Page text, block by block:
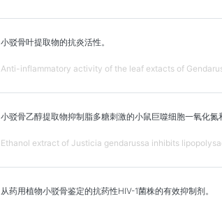
小驳骨叶提取物的抗炎活性。
Anti-inflammatory activity of the leaf extacts of
小驳骨乙醇提取物抑制脂多糖刺激的小鼠巨噬细胞一氧化氮
Ethanol extract of Justicia gendarussa inhibits
从药用植物小驳骨鉴定的抗药性HIV-1菌株的有效抑制剂。